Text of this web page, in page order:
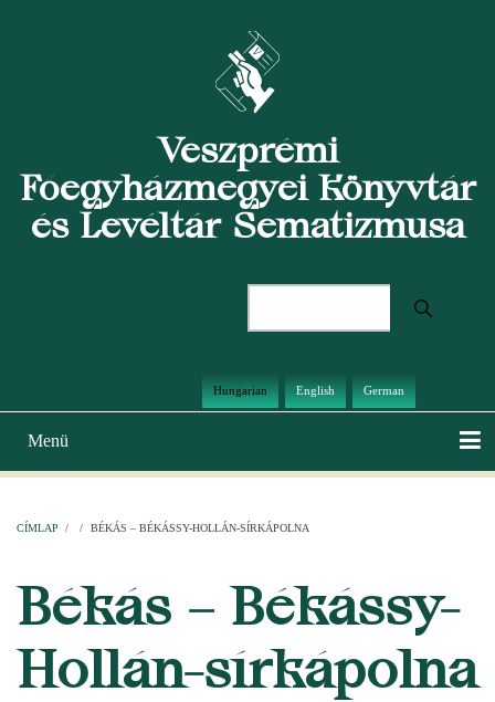
Veszprémi
Főegyházmegyei Könyvtár
és Levéltár Sematizmusa
Hungarian English German
Main
navigation
Menü
CÍMLAP / / BÉKÁS – BÉKÁSSY-HOLLÁN-SÍRKÁPOLNA
Békás – Békássy-
Hollán-sírkápolna